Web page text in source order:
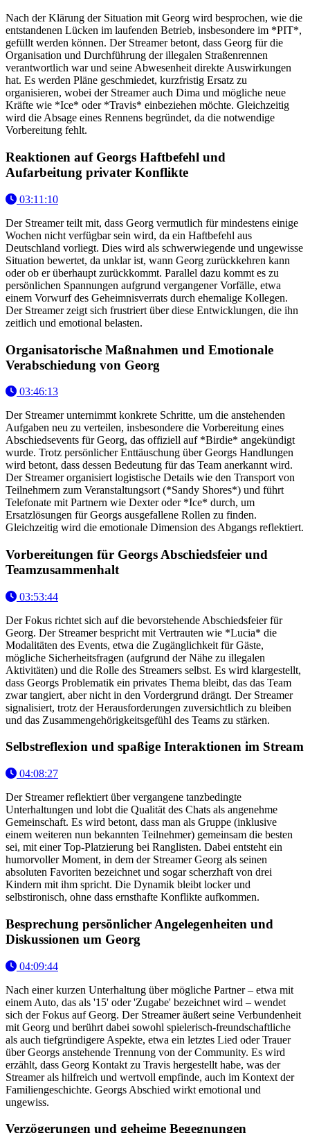
Nach der Klärung der Situation mit Georg wird besprochen, wie die
entstandenen Lücken im laufenden Betrieb, insbesondere im *PIT*,
gefüllt werden können. Der Streamer betont, dass Georg für die
Organisation und Durchführung der illegalen Straßenrennen
verantwortlich war und seine Abwesenheit direkte Auswirkungen
hat. Es werden Pläne geschmiedet, kurzfristig Ersatz zu
organisieren, wobei der Streamer auch Dima und mögliche neue
Kräfte wie *Ice* oder *Travis* einbeziehen möchte. Gleichzeitig
wird die Absage eines Rennens begründet, da die notwendige
Vorbereitung fehlt.
Reaktionen auf Georgs Haftbefehl und
Aufarbeitung privater Konflikte
03:11:10
Der Streamer teilt mit, dass Georg vermutlich für mindestens einige
Wochen nicht verfügbar sein wird, da ein Haftbefehl aus
Deutschland vorliegt. Dies wird als schwerwiegende und ungewisse
Situation bewertet, da unklar ist, wann Georg zurückkehren kann
oder ob er überhaupt zurückkommt. Parallel dazu kommt es zu
persönlichen Spannungen aufgrund vergangener Vorfälle, etwa
einem Vorwurf des Geheimnisverrats durch ehemalige Kollegen.
Der Streamer zeigt sich frustriert über diese Entwicklungen, die ihn
zeitlich und emotional belasten.
Organisatorische Maßnahmen und Emotionale
Verabschiedung von Georg
03:46:13
Der Streamer unternimmt konkrete Schritte, um die anstehenden
Aufgaben neu zu verteilen, insbesondere die Vorbereitung eines
Abschiedsevents für Georg, das offiziell auf *Birdie* angekündigt
wurde. Trotz persönlicher Enttäuschung über Georgs Handlungen
wird betont, dass dessen Bedeutung für das Team anerkannt wird.
Der Streamer organisiert logistische Details wie den Transport von
Teilnehmern zum Veranstaltungsort (*Sandy Shores*) und führt
Telefonate mit Partnern wie Dexter oder *Ice* durch, um
Ersatzlösungen für Georgs ausgefallene Rollen zu finden.
Gleichzeitig wird die emotionale Dimension des Abgangs reflektiert.
Vorbereitungen für Georgs Abschiedsfeier und
Teamzusammenhalt
03:53:44
Der Fokus richtet sich auf die bevorstehende Abschiedsfeier für
Georg. Der Streamer bespricht mit Vertrauten wie *Lucia* die
Modalitäten des Events, etwa die Zugänglichkeit für Gäste,
mögliche Sicherheitsfragen (aufgrund der Nähe zu illegalen
Aktivitäten) und die Rolle des Streamers selbst. Es wird klargestellt,
dass Georgs Problematik ein privates Thema bleibt, das das Team
zwar tangiert, aber nicht in den Vordergrund drängt. Der Streamer
signalisiert, trotz der Herausforderungen zuversichtlich zu bleiben
und das Zusammengehörigkeitsgefühl des Teams zu stärken.
Selbstreflexion und spaßige Interaktionen im Stream
04:08:27
Der Streamer reflektiert über vergangene tanzbedingte
Unterhaltungen und lobt die Qualität des Chats als angenehme
Gemeinschaft. Es wird betont, dass man als Gruppe (inklusive
einem weiteren nun bekannten Teilnehmer) gemeinsam die besten
sei, mit einer Top-Platzierung bei Ranglisten. Dabei entsteht ein
humorvoller Moment, in dem der Streamer Georg als seinen
absoluten Favoriten bezeichnet und sogar scherzhaft von drei
Kindern mit ihm spricht. Die Dynamik bleibt locker und
selbstironisch, ohne dass ernsthafte Konflikte aufkommen.
Besprechung persönlicher Angelegenheiten und
Diskussionen um Georg
04:09:44
Nach einer kurzen Unterhaltung über mögliche Partner – etwa mit
einem Auto, das als '15' oder 'Zugabe' bezeichnet wird – wendet
sich der Fokus auf Georg. Der Streamer äußert seine Verbundenheit
mit Georg und berührt dabei sowohl spielerisch-freundschaftliche
als auch tiefgründigere Aspekte, etwa ein letztes Lied oder Trauer
über Georgs anstehende Trennung von der Community. Es wird
erzählt, dass Georg Kontakt zu Travis hergestellt habe, was der
Streamer als hilfreich und wertvoll empfinde, auch im Kontext der
Familiengeschichte. Georgs Abschied wirkt emotional und
ungewiss.
Verzögerungen und geheime Begegnungen